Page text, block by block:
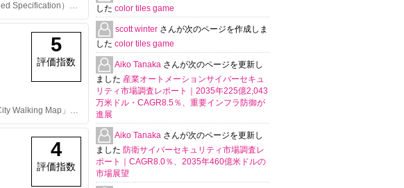
国内で公開されている交通データのうち， ・GTFS（General Transit Feed Specification） ・標準的なバス情報フォーマット（GTFS-JP）（国土交通省策定（2017.3.31～）） に基づいたデータを公開しているWebサイトおよびデータのURLの一覧です。 ＜補足＞ ・「オープンデータ」として公開されている場合でも、オープンデータカタログ等で自由にダウンロードできるようになっていないデータは一覧に記載していません。（例：アクセス制限があるデータ、ユーザ登録が必要なデータ） (GTFS_opendata_japan) ・「official_data」･･･ 1：公式・公認、0：非公式・非公認 ・「GTFS-Realtime」･･･ 1：データ配信あり、0：配信無し ・「DataFeedリンク指定読込可」はURL指定でデータの読み込みが可能かどうかを示しています。（1は可、0は不可（ダウンロード利用のみ）） ・「設立日」は初掲載日を表します。（日付不明なものについては，確認できる最古の日付を記入） ・「LastUpdate」は最終更新日を表します。（作者が不定期で確認しているため、ズレがある場合があります。） ・feed_start_dateおよびfeed_end_dateは、各データのfeed_info.txtの内容を参照しています。ただし、feed_info.txtがないデータについては、calendar.txtのstart_dateおよびend_dateを参照しています。 ・idが**_9*（90番台）となっているものは，公式・公認ではないデータです。（公式のオープンデータを使用して作成されているものを掲載しています。） (GTFS_opendata_japan_fileinfo) ・GTFS，「標準的なバス情報フォーマット」における各種ファイルの有無を1（有り），0（無し）で表しています。（内容が空のファイルは0としています。） ・大文字混じりのファイル名はGTFS Realtimeデータです。 ◎ 一覧にある以外で，国内で公開されているGTFSデータ・標準的なバス情報フォーマットデータがありましたら「投稿者へのメッセージ」または「本ページ下のfacebookコメント」でお知らせください。（公式・非公式は問いませんが、オープンデータとして公開されているもの・公式のオープンデータを用いて作成したものに限ります。
5
評価指数
函館市が提供している外国人旅行者向けまちあるきマップ「Hakodate City Walking Map」に掲載されているルート情報のRDFデータを作成しました。「Hakodate City Walking Map」とは、函館を訪れる外国人旅行者が函館の街並みを歩きながら楽しむことができるルートを掲載した紙媒体の地図です。
4
評価指数
した color tiles game
scott winter さんが次のページを作成しま
した color tiles game
Aiko Tanaka さんが次のページを更新し
ました 産業オートメーションサイバーセキュ
リティ市場調査レポート｜2035年225億2,043
万米ドル・CAGR8.5％、重要インフラ防御が
進展
Aiko Tanaka さんが次のページを更新し
ました 防衛サイバーセキュリティ市場調査レ
ポート｜CAGR8.0％、2035年460億米ドルの
市場展望